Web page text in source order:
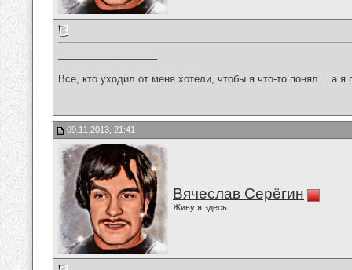
Все, кто уходил от меня хотели, чтобы я что-то понял… а
09.11.2013, 21:41
Вячеслав Серёгин
Живу я здесь